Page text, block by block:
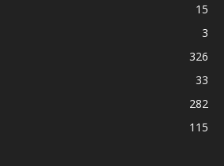
15
3
326
33
282
115